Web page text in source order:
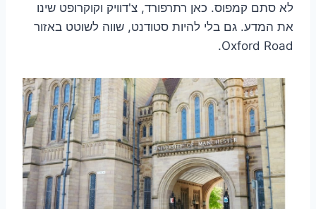
לא סתם קמפוס. כאן רתרפורד, צ'דוויק וקוקרופט שינו
את המדע. גם בלי להיות סטודנט, שווה לשוטט באזור
Oxford Road.